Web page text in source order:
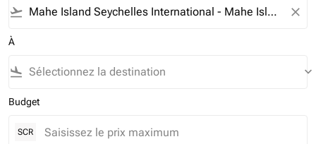
flight_takeoff close
À
flight_land keyboard_arrow_down
Budget
SCR